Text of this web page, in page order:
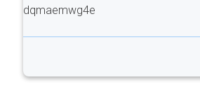
dqmaemwg4e